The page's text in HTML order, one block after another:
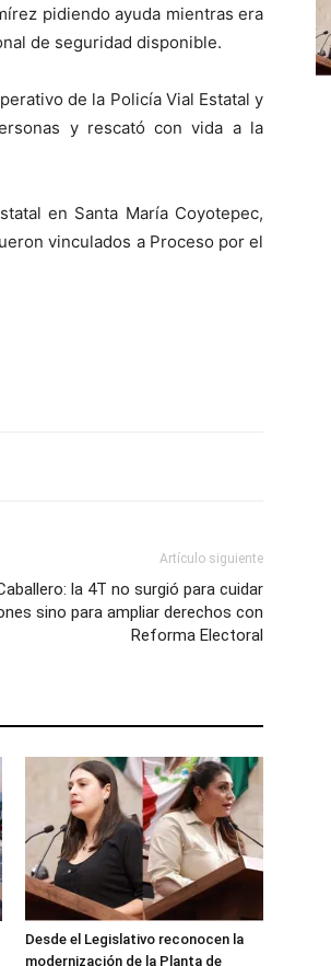
pidiendo ayuda mientras era
de seguridad disponible.
de la Policía Vial Estatal y
y rescató con vida a la
en Santa María Coyotepec,
vinculados a Proceso por el
Artículo siguiente
la 4T no surgió para cuidar
sino para ampliar derechos con
Reforma Electoral
Desde el Legislativo reconocen la
modernización de la Planta de